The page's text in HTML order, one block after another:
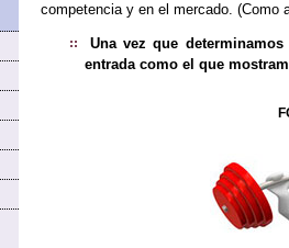
competencia y en el mercado. (Como
Una vez que
entrada como el que